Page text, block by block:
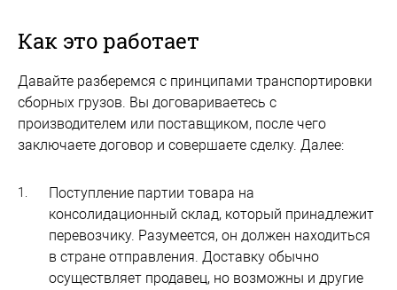
Как это работает
Давайте разберемся с принципами транспортировки
сборных грузов. Вы договариваетесь с
производителем или поставщиком, после чего
заключаете договор и совершаете сделку. Далее:
Поступление партии товара на
консолидационный склад, который принадлежит
перевозчику. Разумеется, он должен находиться
в стране отправления. Доставку обычно
осуществляет продавец, но возможны и другие